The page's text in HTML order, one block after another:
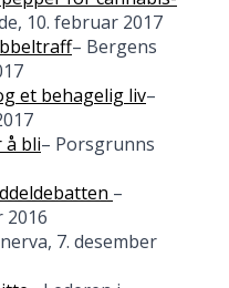
10. februar 2017
– Bergens
et behagelig liv–
å bli– Porsgrunns
–
2016
7. desember